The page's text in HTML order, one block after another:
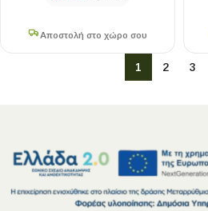
Αποστολή στο χώρο σου
1 2 3